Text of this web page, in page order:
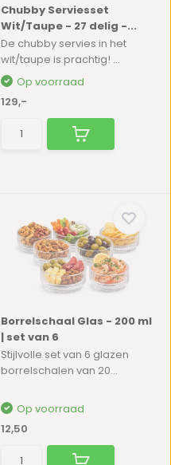
Chubby Serviesset
Wit/Taupe - 27 delig -...
De chubby servies in het
wit/taupe is prachtig! ...
Op voorraad
129,-
Borrelschaal Glas - 200 ml
| set van 6
Stijlvolle set van 6 glazen
borrelschalen van 20...
Op voorraad
12,50